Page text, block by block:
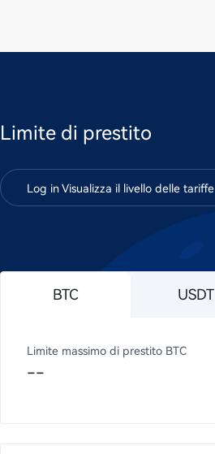
Limite di prestito
Log in Visualizza il livello delle tariffe
BTC USDT
Limite massimo di prestito BTC
--